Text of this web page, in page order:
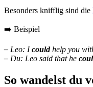
Besonders knifflig sind die
➡️ Beispiel
– Leo: Icouldhelp you
– Du: Leo said that he
So wandelst du